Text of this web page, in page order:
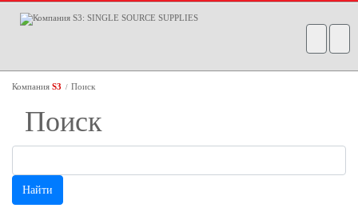
Компания S3 / Поиск
Поиск